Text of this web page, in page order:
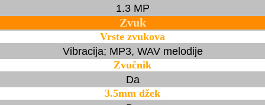
1.3 MP
Zvuk
Vrste zvukova
Vibracija; MP3, WAV melodije
Zvučnik
Da
3.5mm džek